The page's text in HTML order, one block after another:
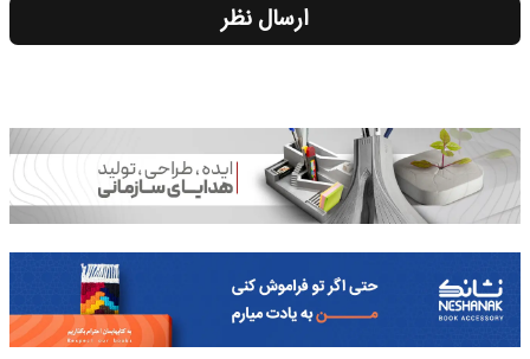
ارسال نظر